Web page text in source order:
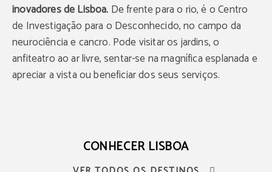
inovadores de Lisboa. De frente para o rio, é o Centro
de Investigação para o Desconhecido, no campo da
neurociência e cancro. Pode visitar os jardins, o
anfiteatro ao ar livre, sentar-se na magnífica esplanada e
apreciar a vista ou beneficiar dos seus serviços.
CONHECER LISBOA